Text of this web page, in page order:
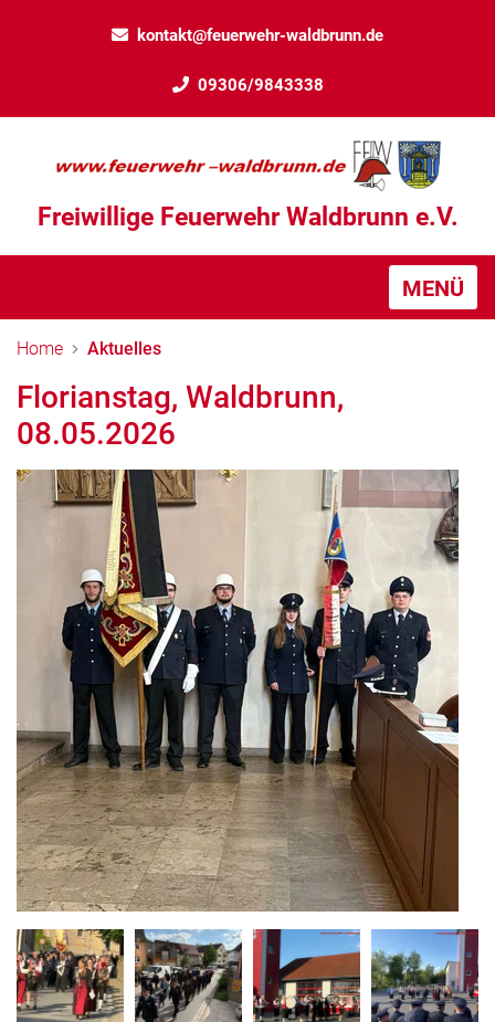
kontakt@feuerwehr-waldbrunn.de
09306/9843338
Freiwillige Feuerwehr Waldbrunn e.V.
MENÜ
Home Aktuelles
Florianstag, Waldbrunn,
08.05.2026